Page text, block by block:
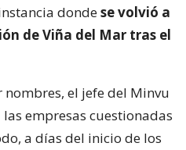
dondese volvió a
de Viña del Mar tras el
nombres, el jefe del Minvu
las empresas cuestionadas
a días del inicio de los